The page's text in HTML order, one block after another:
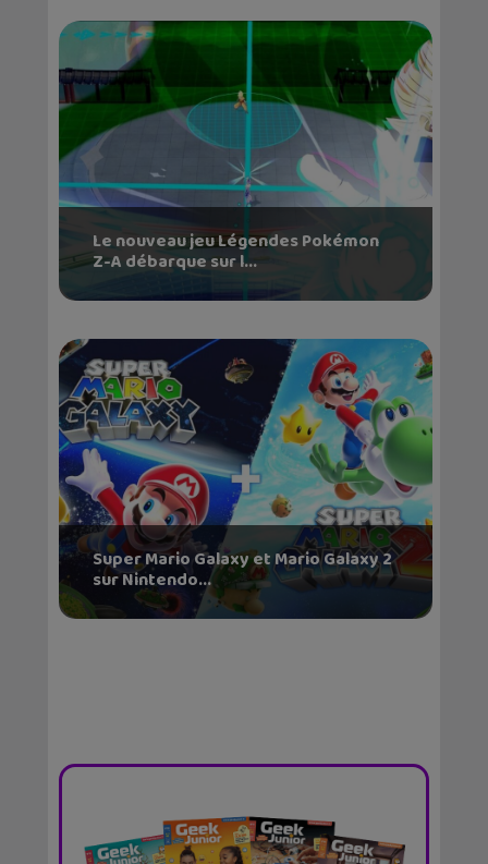
Le nouveau jeu Légendes Pokémon
Z-A débarque sur l...
Super Mario Galaxy et Mario Galaxy 2
sur Nintendo...